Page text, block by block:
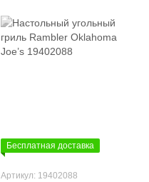
Бесплатная доставка
Артикул: 19402088